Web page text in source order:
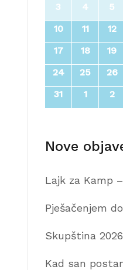
3
4 5
10
11 12
17
18 19
24
25 26
31
1 2
Nove
Lajk za Kamp
Pješačenjem
Skupština 2026
Kad san